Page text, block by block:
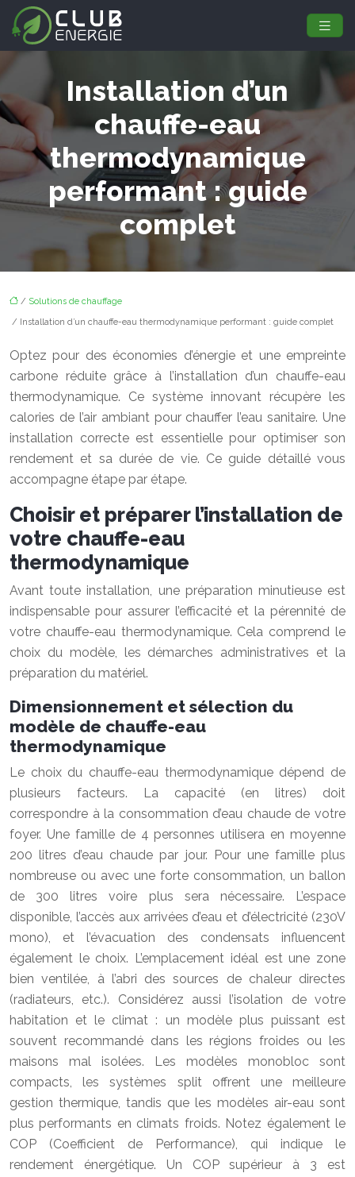
Installation d’un
chauffe-eau
thermodynamique
performant : guide
complet
/ Solutions de chauffage
/ Installation d’un chauffe-eau thermodynamique performant : guide complet
Optez pour des économies d’énergie et une empreinte
carbone réduite grâce à l’installation d’un chauffe-eau
thermodynamique. Ce système innovant récupère les
calories de l’air ambiant pour chauffer l’eau sanitaire. Une
installation correcte est essentielle pour optimiser son
rendement et sa durée de vie. Ce guide détaillé vous
accompagne étape par étape.
Choisir et préparer l’installation de
votre chauffe-eau
thermodynamique
Avant toute installation, une préparation minutieuse est
indispensable pour assurer l’efficacité et la pérennité de
votre chauffe-eau thermodynamique. Cela comprend le
choix du modèle, les démarches administratives et la
préparation du matériel.
Dimensionnement et sélection du
modèle de chauffe-eau
thermodynamique
Le choix du chauffe-eau thermodynamique dépend de
plusieurs facteurs. La capacité (en litres) doit
correspondre à la consommation d’eau chaude de votre
foyer. Une famille de 4 personnes utilisera en moyenne
200 litres d’eau chaude par jour. Pour une famille plus
nombreuse ou avec une forte consommation, un ballon
de 300 litres voire plus sera nécessaire. L’espace
disponible, l’accès aux arrivées d’eau et d’électricité (230V
mono), et l’évacuation des condensats influencent
également le choix. L’emplacement idéal est une zone
bien ventilée, à l’abri des sources de chaleur directes
(radiateurs, etc.). Considérez aussi l’isolation de votre
habitation et le climat : un modèle plus puissant est
souvent recommandé dans les régions froides ou les
maisons mal isolées. Les modèles monobloc sont
compacts, les systèmes split offrent une meilleure
gestion thermique, tandis que les modèles air-eau sont
plus performants en climats froids. Notez également le
COP (Coefficient de Performance), qui indique le
rendement énergétique. Un COP supérieur à 3 est